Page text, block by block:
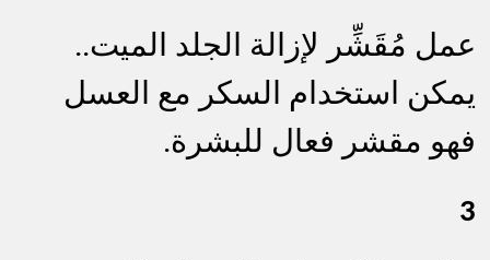
عمل مُقَشِّر لإزالة الجلد الميت..
يمكن استخدام السكر مع العسل
فهو مقشر فعال للبشرة.
3